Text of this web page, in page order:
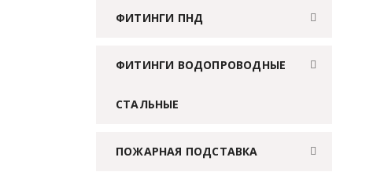
ФИТИНГИ ПНД
ФИТИНГИ ВОДОПРОВОДНЫЕ
СТАЛЬНЫЕ
ПОЖАРНАЯ ПОДСТАВКА